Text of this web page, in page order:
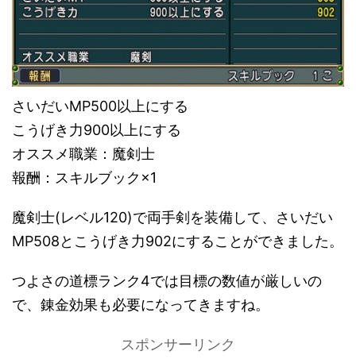
さいだいMP500以上にする
こうげき力900以上にする
オススメ職業：魔剣士
報酬：スキルブック×1
魔剣士(レベル120)で両手剣を装備して、さいだい
MP508とこうげき力902にすることができました。
つよさの道標ランク4では目標の数値が厳しいの
で、錬金効果も必要になってきますね。
スポンサーリンク